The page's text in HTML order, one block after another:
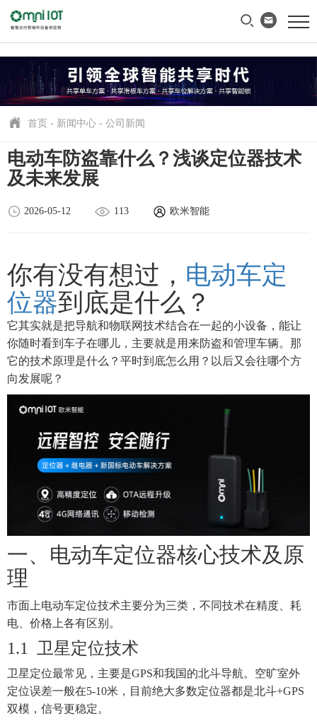
首页 - 新闻中心 -公司新闻
电动车防盗靠什么？浅谈定位器技术
及未来发展
2026-05-12 113 欧米智能
你有没有想过， 电动车定
位器到底是什么？
它其实就是把导航和物联网技术结合在一起的小设备，能让
你随时看到车子在哪儿，主要就是用来防盗和管理车辆。那
它的技术原理是什么？平时到底怎么用？以后又会往哪个方
向发展呢？
一、电动车定位器核心技术及原
理
市面上电动车定位技术主要分为三类，不同技术在精度、耗
电、价格上各有区别。
1.1 卫星定位技术
卫星定位最常见，主要是GPS和我国的北斗导航。空旷室外
定位误差一般在5-10米，目前绝大多数定位器都是北斗+GPS
双模，信号更稳定。